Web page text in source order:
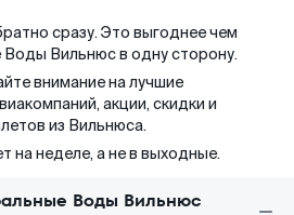
сразу. Это выгоднее чем
Вильнюс в одну сторону.
внимание на лучшие
акции, скидки и
из Вильнюса.
на неделе, а не в выходные.
Воды Вильнюс